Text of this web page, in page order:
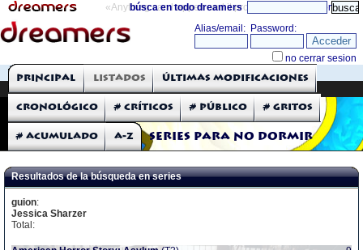
«Anything can happen and it probably will» directorio
búsca en todo dreamers
THE DREAMERS
Críticas: Series de TV
Series para no dormir
Principal Listados Últimas modificaciones
Cronológico # Críticos # Público # Gritos
# Acumulado A-Z
Resultados de la búsqueda en series
guion:
Jessica Sharzer
Total: